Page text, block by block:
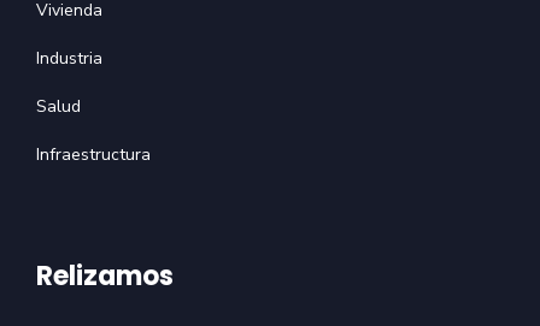
Vivienda
Industria
Salud
Infraestructura
Relizamos